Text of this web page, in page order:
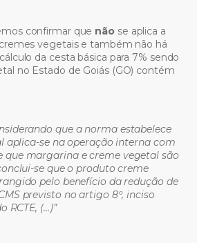
confirmar que não se aplica a
vegetais e também não há
da cesta básica para 7% sendo
no Estado de Goiás (GO) contém
que a norma estabelece
aplica-se na operação internacom
margarina e creme vegetal são
se que o produto creme
pelo benefício da redução de
previsto no artigo 8º, inciso
RCTE, (…)”